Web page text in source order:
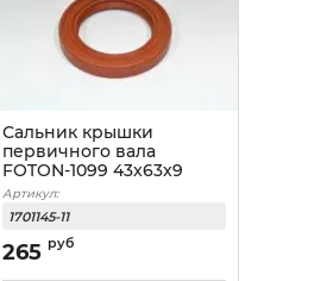
Сальник крышки
первичного вала
FOTON-1099 43x63x9
Артикул:
1701145-11
265 руб